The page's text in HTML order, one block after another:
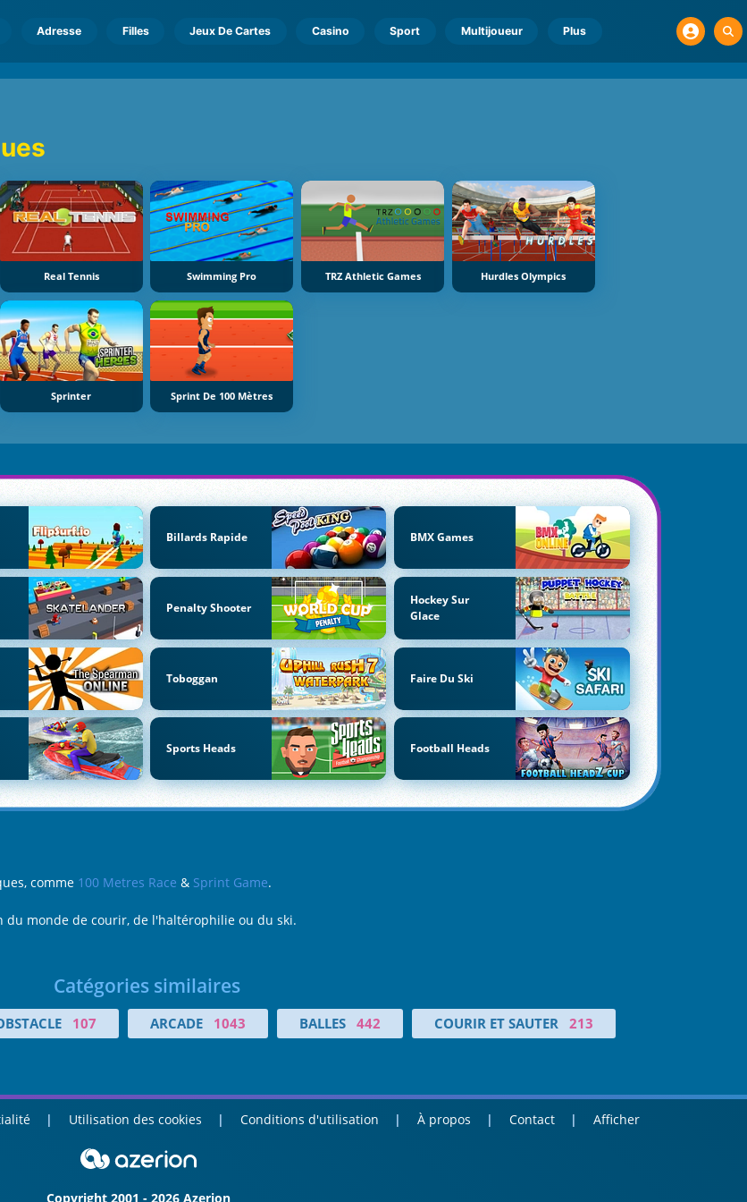
Adresse Filles Jeux De Cartes Casino Sport Multijoueur Plus
Real Tennis Swimming Pro TRZ Athletic Games Hurdles Olympics
Sprinter Sprint De 100 Mètres
Billards Rapide BMX Games
Penalty Shooter
Hockey Sur
Glace
Toboggan Faire Du Ski
Sports Heads Football Heads
comme 100 Metres Race & Sprint Game.
du monde de courir, de l'haltérophilie ou du ski.
Catégories similaires
107 ARCADE 1043 BALLES 442 COURIR ET SAUTER 213
Utilisation des cookies Conditions d'utilisation À propos Contact Afficher
Copyright 2001 - 2026 Azerion